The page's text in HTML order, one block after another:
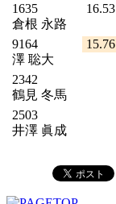
1635
倉根 永路
16.53
9164
澤 聡大
15.76
2342
鶴見 冬馬
2503
井澤 眞成